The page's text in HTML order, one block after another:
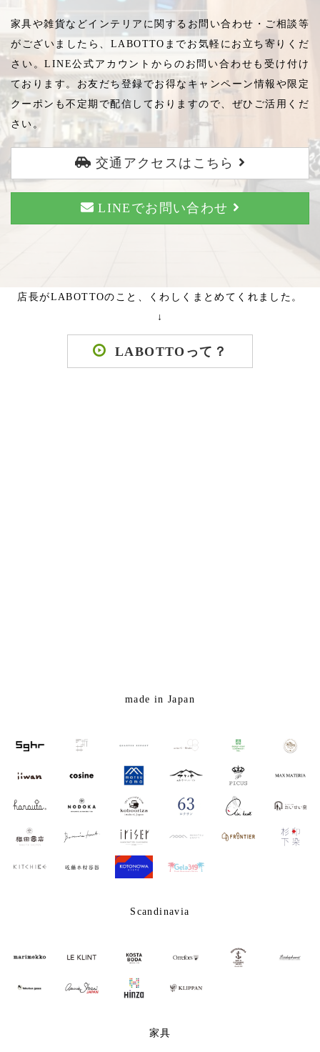
家具や雑貨などインテリアに関するお問い合わせ・ご相談等
がございましたら、LABOTTOまでお気軽にお立ち寄りくだ
さい。LINE公式アカウントからのお問い合わせも受け付け
ております。お友だち登録でお得なキャンペーン情報や限定
クーポンも不定期で配信しておりますので、ぜひご活用くだ
さい。
交通アクセスはこちら
LINEでお問い合わせ
店長がLABOTTOのこと、くわしくまとめてくれました。
↓
LABOTTOって？
made in Japan
Scandinavia
家具